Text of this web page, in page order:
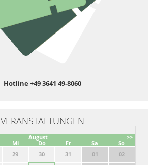
Hotline +49 3641 49-8060
VERANSTALTUNGEN
>>
August
Mi Do Fr Sa
So
29 30 31 01 02